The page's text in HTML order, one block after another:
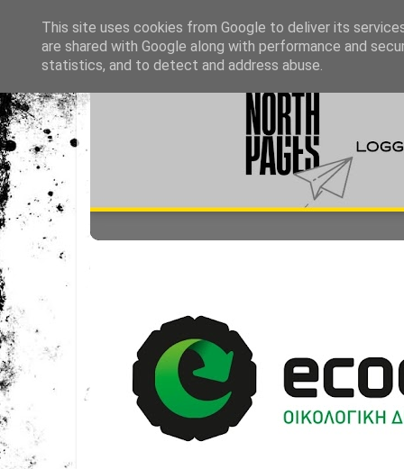
This site uses cookies from Google to deliver its
are shared with Google along with performance and
statistics, and to detect and address abuse.